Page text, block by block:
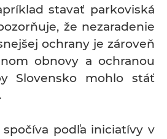
stavať parkoviská
že nezaradenie
ochrany je zároveň
obnovy a ochranou
Slovensko mohlo stáť
podľa iniciatívy v